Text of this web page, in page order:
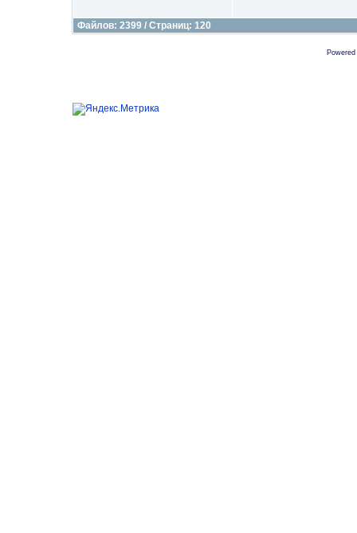
Файлов: 2399 / Страниц: 120